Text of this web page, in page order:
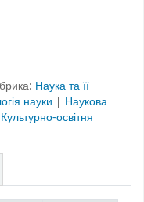
Наука та її
науки | Наукова
Культурно-освітня